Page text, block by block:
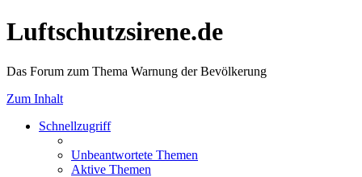
Luftschutzsirene.de
Das Forum zum Thema Warnung der Bevölkerung
Zum Inhalt
Schnellzugriff
Unbeantwortete Themen
Aktive Themen